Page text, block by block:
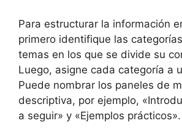
Para estructurar la información
primero identifique las
temas en los que se divide su
Luego, asigne cada categoría a
Puede nombrar los paneles de
descriptiva, por ejemplo,
a seguir» y «Ejemplos prácticos».